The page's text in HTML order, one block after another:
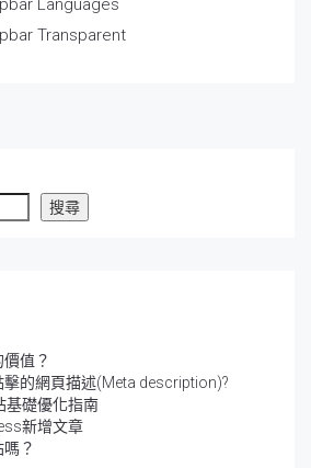
Languages
Transparent
搜尋
值？
的網頁描述(Meta description)?
基礎優化指南
新增文章
？